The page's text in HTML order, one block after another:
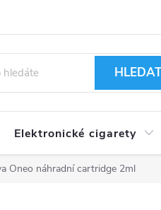
Elektronické cigarety
Oneo náhradní cartridge 2ml